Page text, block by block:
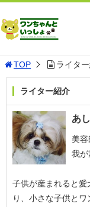
TOP ライタ
ライター紹介
あ
美
我が
子供が産まれると
り、小さな子供と